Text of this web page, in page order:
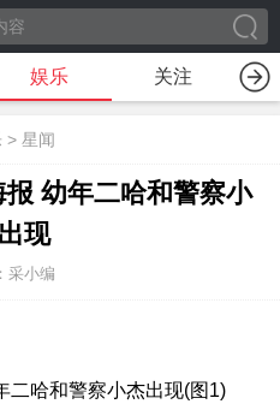
娱乐 关注
> 星闻
报 幼年二哈和警察小
现
采小编